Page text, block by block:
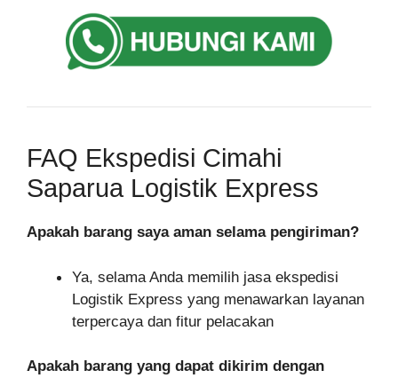
FAQ Ekspedisi Cimahi
Saparua Logistik Express
Apakah barang saya aman selama pengiriman?
Ya, selama Anda memilih jasa ekspedisi
Logistik Express yang menawarkan layanan
terpercaya dan fitur pelacakan
Apakah barang yang dapat dikirim dengan